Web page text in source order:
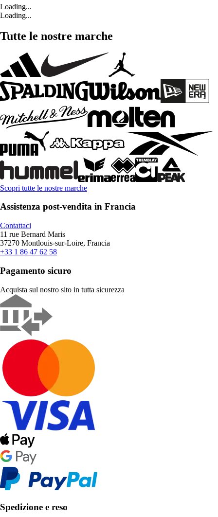
Loading...
Loading...
Tutte le nostre marche
Scopri tutte le nostre marche
Assistenza post-vendita in Francia
Contattaci
11 rue Bernard Maris
37270 Montlouis-sur-Loire, Francia
+33 1 86 47 62 58
Pagamento sicuro
Acquista sul nostro sito in tutta sicurezza
Spedizione e reso